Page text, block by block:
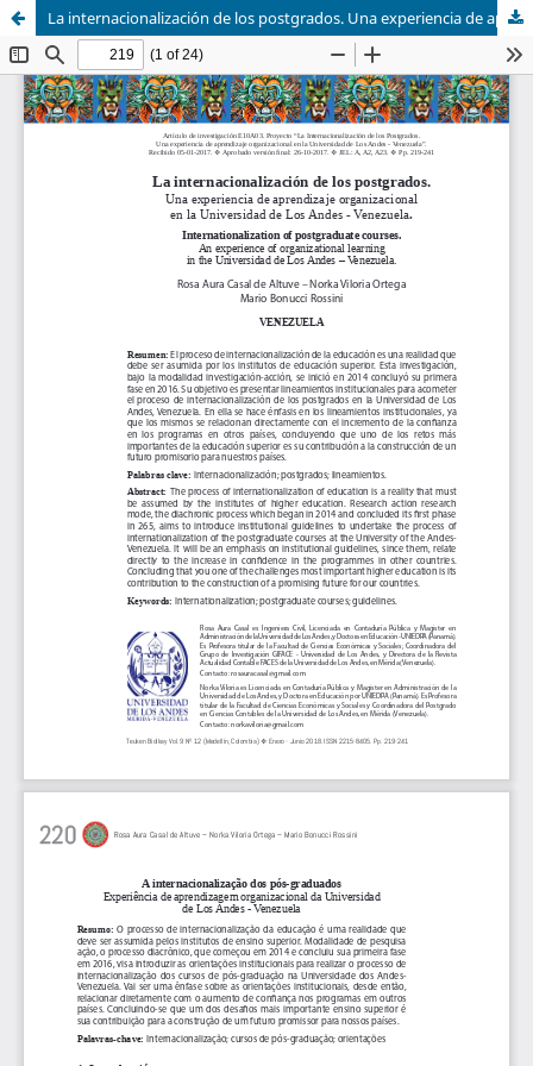
La internacionalización de los postgrados. Una experiencia de aprendizaje organizacional en la Universidad de Los Andes – Venezuela